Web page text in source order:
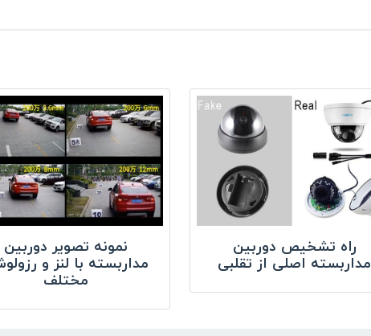
راه تشخیص دوربین
مداربسته اصلی از تقلبی
نمونه تصویر دوربین
مداربسته با لنز و
مختلف